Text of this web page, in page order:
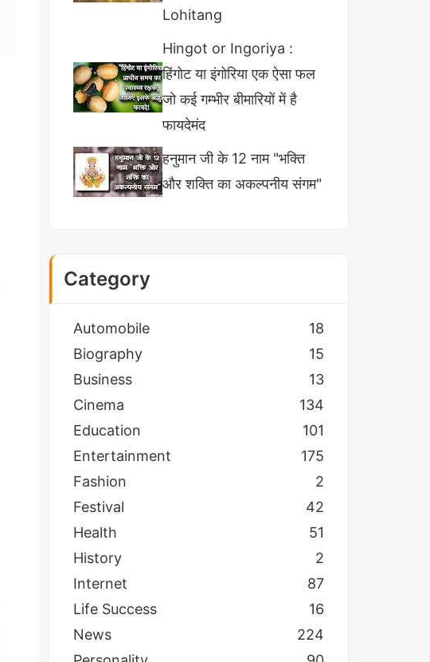
Lohitang
Hingot or Ingoriya :
हिंगोट या इंगोरिया एक ऐसा फल
जो कई गम्भीर बीमारियों में है
फायदेमंद
हनुमान जी के 12 नाम "भक्ति
और शक्ति का अकल्पनीय संगम"
Category
Automobile
18
Biography
15
Business
13
Cinema
134
Education
101
Entertainment
175
Fashion
2
Festival
42
Health
51
History
2
Internet
87
Life Success
16
News
224